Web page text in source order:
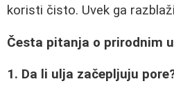
koristi čisto. Uvek ga
Česta pitanja o prirodnim
1. Da li ulja začepljuju